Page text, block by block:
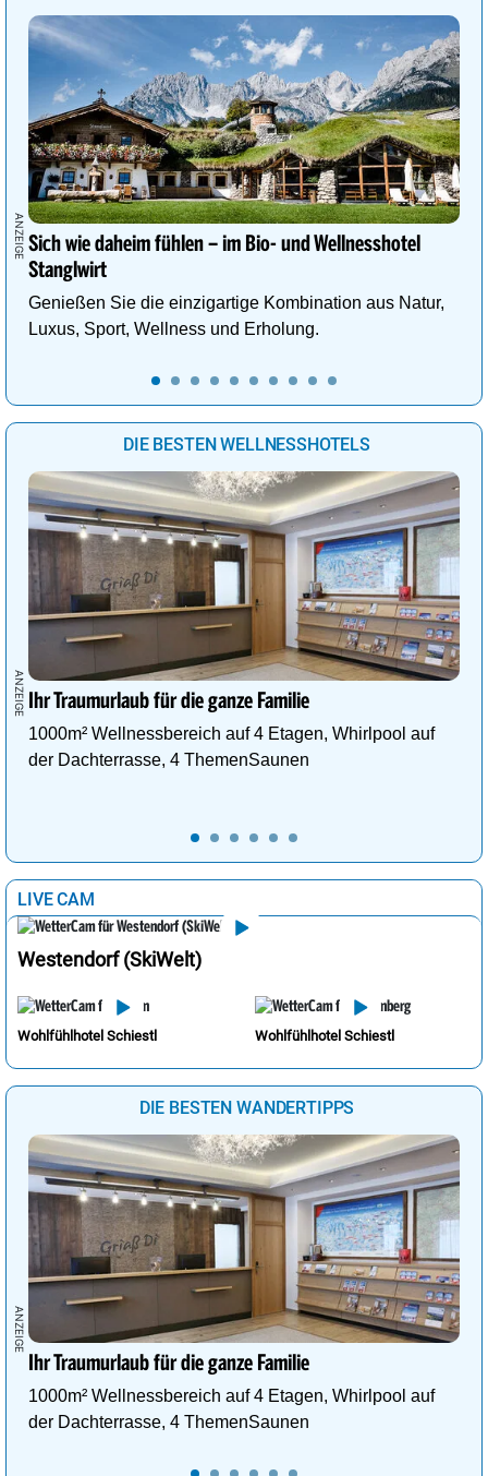
Sich wie daheim fühlen – im Bio- und Wellnesshotel
Stanglwirt
Genießen Sie die einzigartige Kombination aus Natur,
Luxus, Sport, Wellness und Erholung.
DIE BESTEN WELLNESSHOTELS
Ihr Traumurlaub für die ganze Familie
1000m² Wellnessbereich auf 4 Etagen, Whirlpool auf
der Dachterrasse, 4 ThemenSaunen
LIVE CAM
Westendorf (SkiWelt)
Wohlfühlhotel Schiestl Wohlfühlhotel Schiestl
DIE BESTEN WANDERTIPPS
Ihr Traumurlaub für die ganze Familie
1000m² Wellnessbereich auf 4 Etagen, Whirlpool auf
der Dachterrasse, 4 ThemenSaunen